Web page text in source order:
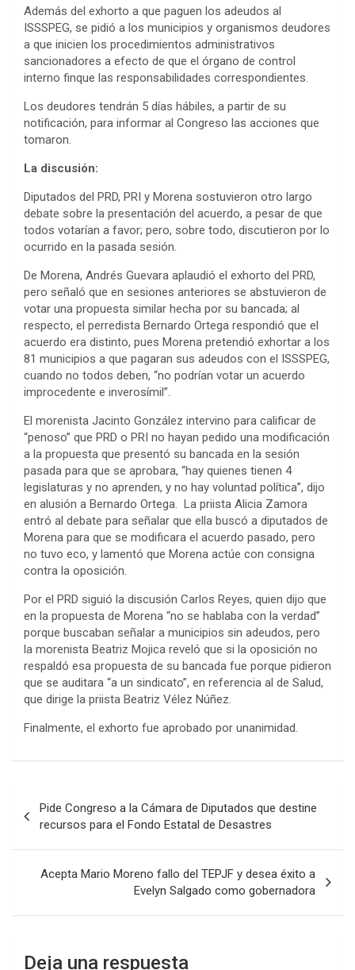
Además del exhorto a que paguen los adeudos al
ISSSPEG, se pidió a los municipios y organismos deudores
a que inicien los procedimientos administrativos
sancionadores a efecto de que el órgano de control
interno finque las responsabilidades correspondientes.
Los deudores tendrán 5 días hábiles, a partir de su
notificación, para informar al Congreso las acciones que
tomaron.
La discusión:
Diputados del PRD, PRI y Morena sostuvieron otro largo
debate sobre la presentación del acuerdo, a pesar de que
todos votarían a favor; pero, sobre todo, discutieron por lo
ocurrido en la pasada sesión.
De Morena, Andrés Guevara aplaudió el exhorto del PRD,
pero señaló que en sesiones anteriores se abstuvieron de
votar una propuesta similar hecha por su bancada; al
respecto, el perredista Bernardo Ortega respondió que el
acuerdo era distinto, pues Morena pretendió exhortar a los
81 municipios a que pagaran sus adeudos con el ISSSPEG,
cuando no todos deben, “no podrían votar un acuerdo
improcedente e inverosímil”.
El morenista Jacinto González intervino para calificar de
“penoso” que PRD o PRI no hayan pedido una modificación
a la propuesta que presentó su bancada en la sesión
pasada para que se aprobara, “hay quienes tienen 4
legislaturas y no aprenden, y no hay voluntad política”, dijo
en alusión a Bernardo Ortega. La priista Alicia Zamora
entró al debate para señalar que ella buscó a diputados de
Morena para que se modificara el acuerdo pasado, pero
no tuvo eco, y lamentó que Morena actúe con consigna
contra la oposición.
Por el PRD siguió la discusión Carlos Reyes, quien dijo que
en la propuesta de Morena “no se hablaba con la verdad”
porque buscaban señalar a municipios sin adeudos, pero
la morenista Beatriz Mojica reveló que si la oposición no
respaldó esa propuesta de su bancada fue porque pidieron
que se auditara “a un sindicato”, en referencia al de Salud,
que dirige la priista Beatriz Vélez Núñez.
Finalmente, el exhorto fue aprobado por unanimidad.
de
entradas
Pide Congreso a la Cámara de Diputados que destine
recursos para el Fondo Estatal de Desastres
Acepta Mario Moreno fallo del TEPJF y desea éxito a
Evelyn Salgado como gobernadora
Deja una respuesta